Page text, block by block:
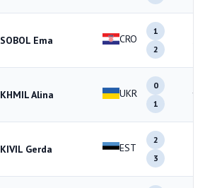
SOBOL Ema CRO
1
2
KHMIL Alina UKR
0
1
1
KIVIL Gerda EST
2
3